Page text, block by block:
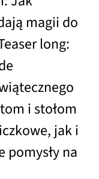
magii do
long:
i stołom
jak i
pomysły na